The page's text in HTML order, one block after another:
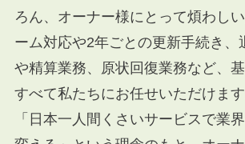
ろん、オーナー様にとって煩わし
ーム対応や2年ごとの更新手続き、
や精算業務、原状回復業務など、
すべて私たちにお任せいただけます
「日本一人間くさいサービスで業